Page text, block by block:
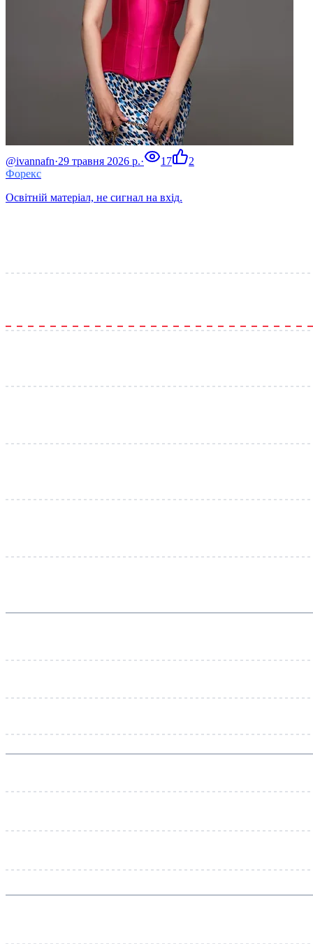
@ivannafn·29 травня 2026 р.· 17
2
Форекс
Освітній матеріал, не сигнал на вхід.